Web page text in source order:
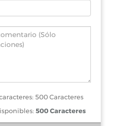
500 Caracteres
500 Caracteres